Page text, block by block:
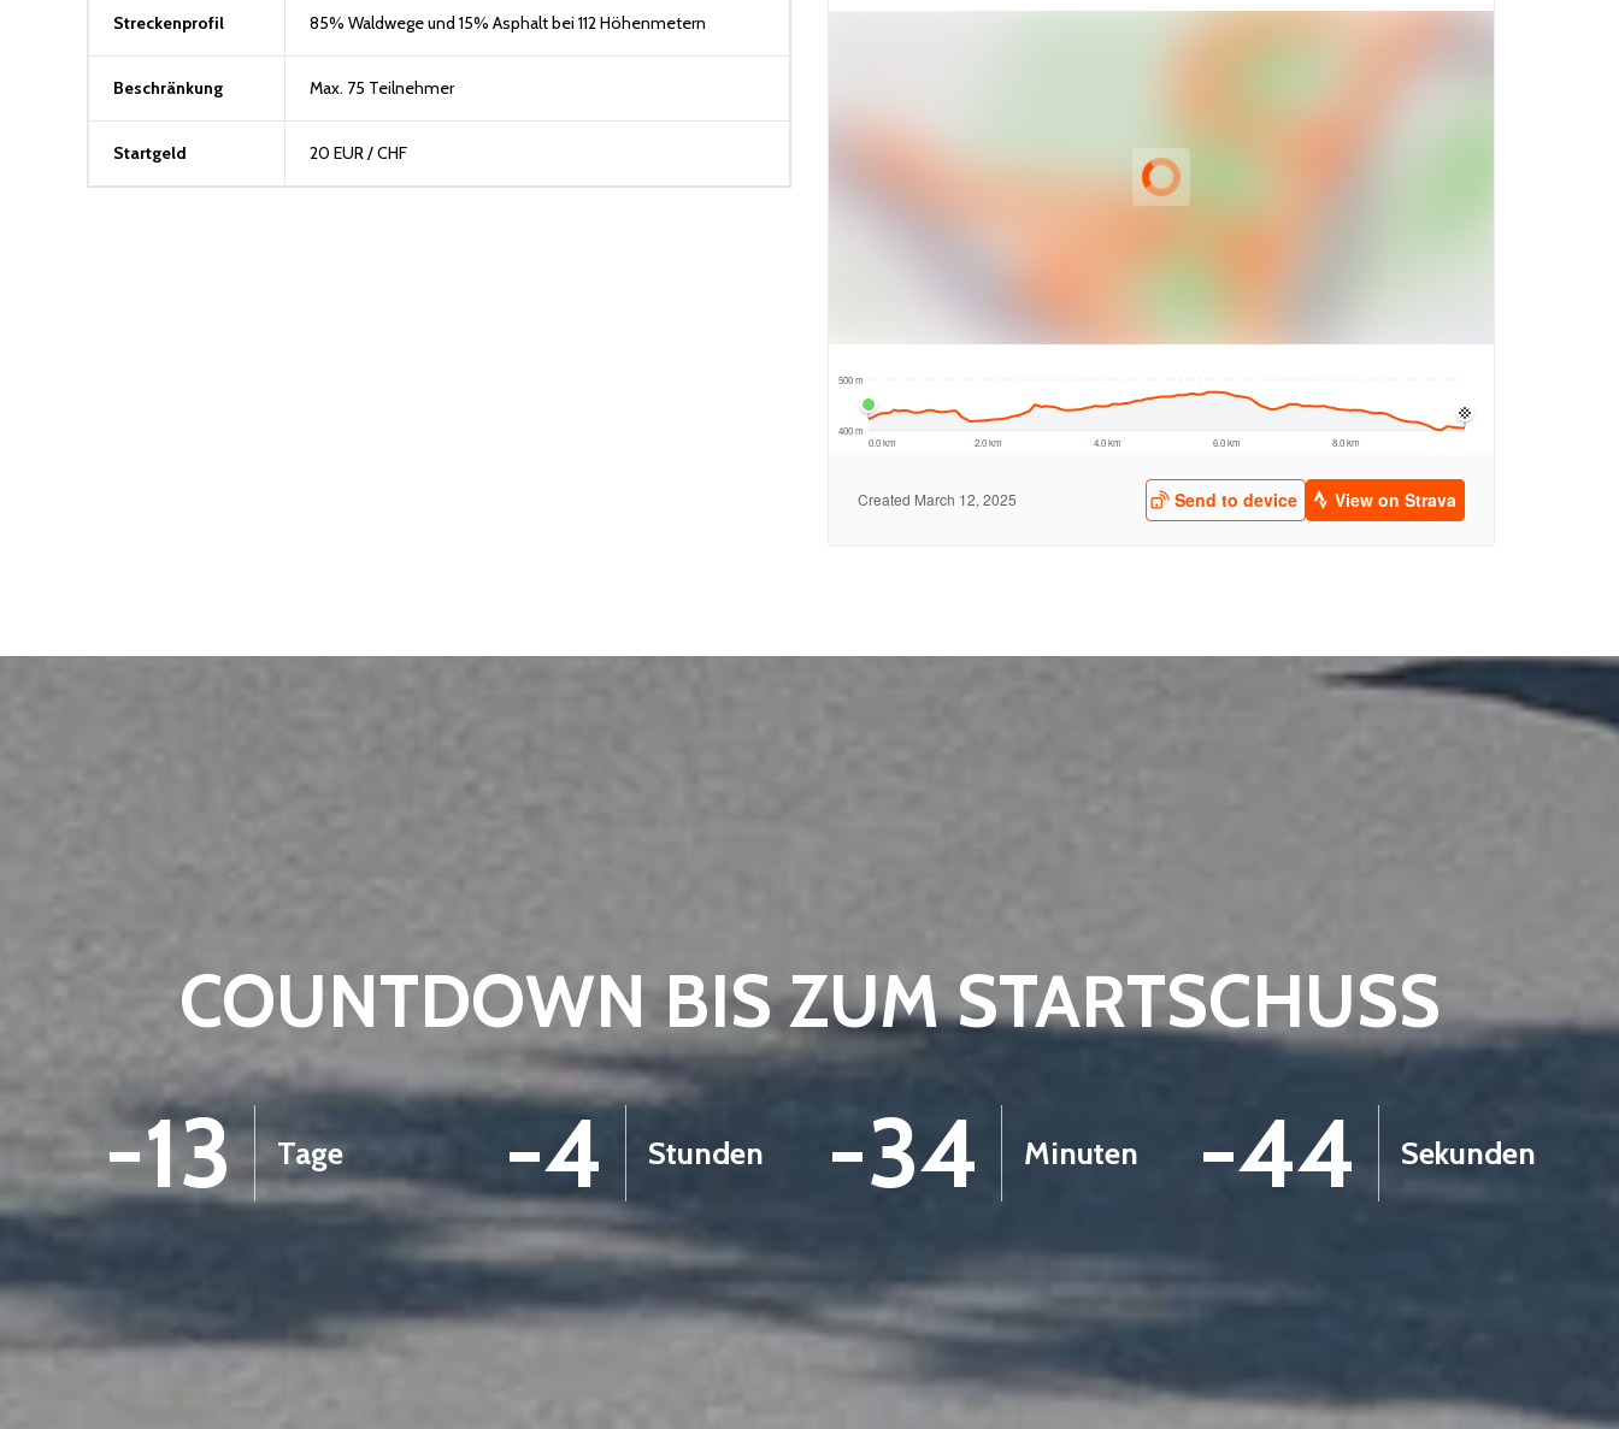
Streckenprofil 85% Waldwege und 15% Asphalt bei 112 Höhenmetern
Beschränkung Max. 75 Teilnehmer
Startgeld 20 EUR / CHF
COUNTDOWN BIS ZUM STARTSCHUSS
-13 Tage -4 Stunden -34 Minuten -45 Sekunden